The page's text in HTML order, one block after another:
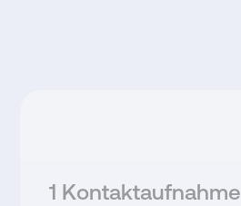
1 Kontaktaufnahme